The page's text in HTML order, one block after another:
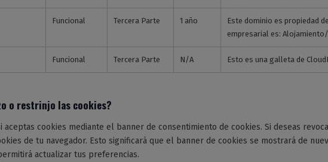
Funcional Tercera Parte 1 año
Este dominio es propiedad
empresarial es:
Funcional Tercera Parte N/A Esto es una galleta de
o restrinjo las cookies?
aceptas cookies mediante el banner de consentimiento de cookies. Si deseas
de tu navegador. Esto significará que el banner de cookies se mostrará de
actualizar tus preferencias.